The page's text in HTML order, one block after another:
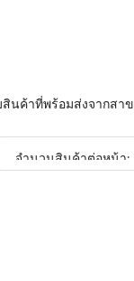
ค้าที่พร้อมส่งจากสา